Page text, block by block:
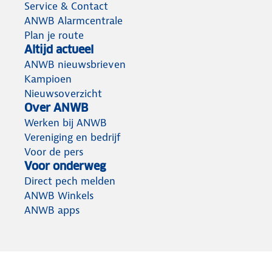
Service & Contact
ANWB Alarmcentrale
Plan je route
Altijd actueel
ANWB nieuwsbrieven
Kampioen
Nieuwsoverzicht
Over ANWB
Werken bij ANWB
Vereniging en bedrijf
Voor de pers
Voor onderweg
Direct pech melden
ANWB Winkels
ANWB apps